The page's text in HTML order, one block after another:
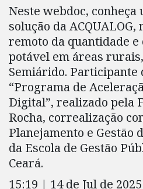
Neste webdoc, conheça
solução da
remoto da quantidade
potável em áreas
Semiárido. Participante
“Programa de
Digital”, realizado pela
Rocha, correalização
Planejamento e Gestão
da Escola de Gestão
Ceará.
15:19 | 14 de Jul de 2025